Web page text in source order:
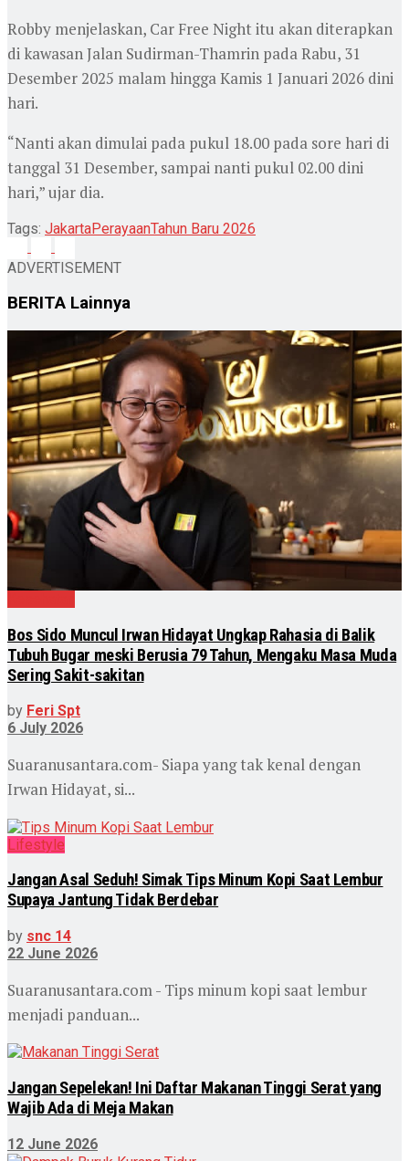
Robby menjelaskan, Car Free Night itu akan diterapkan
di kawasan Jalan Sudirman-Thamrin pada Rabu, 31
Desember 2025 malam hingga Kamis 1 Januari 2026 dini
hari.
“Nanti akan dimulai pada pukul 18.00 pada sore hari di
tanggal 31 Desember, sampai nanti pukul 02.00 dini
hari,” ujar dia.
Tags: JakartaPerayaanTahun Baru 2026
ADVERTISEMENT
BERITA Lainnya
Bos Sido Muncul Irwan Hidayat Ungkap Rahasia di Balik
Tubuh Bugar meski Berusia 79 Tahun, Mengaku Masa Muda
Sering Sakit-sakitan
by Feri Spt
6 July 2026
Suaranusantara.com- Siapa yang tak kenal dengan
Irwan Hidayat, si...
Lifestyle
Jangan Asal Seduh! Simak Tips Minum Kopi Saat Lembur
Supaya Jantung Tidak Berdebar
by snc 14
22 June 2026
Suaranusantara.com - Tips minum kopi saat lembur
menjadi panduan...
Jangan Sepelekan! Ini Daftar Makanan Tinggi Serat yang
Wajib Ada di Meja Makan
12 June 2026